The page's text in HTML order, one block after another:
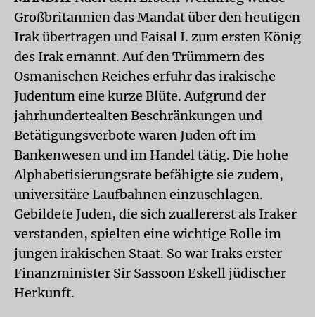
Großbritannien das Mandat über den heutigen
Irak übertragen und Faisal I. zum ersten König
des Irak ernannt. Auf den Trümmern des
Osmanischen Reiches erfuhr das irakische
Judentum eine kurze Blüte. Aufgrund der
jahrhundertealten Beschränkungen und
Betätigungsverbote waren Juden oft im
Bankenwesen und im Handel tätig. Die hohe
Alphabetisierungsrate befähigte sie zudem,
universitäre Laufbahnen einzuschlagen.
Gebildete Juden, die sich zuallererst als Iraker
verstanden, spielten eine wichtige Rolle im
jungen irakischen Staat. So war Iraks erster
Finanzminister Sir Sassoon Eskell jüdischer
Herkunft.